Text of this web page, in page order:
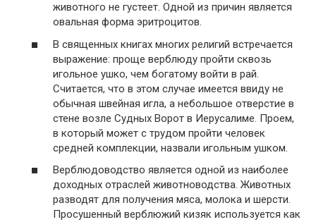
животного не густеет. Одной из причин является
овальная форма эритроцитов.
В священных книгах многих религий встречается
выражение: проще верблюду пройти сквозь
игольное ушко, чем богатому войти в рай.
Считается, что в этом случае имеется ввиду не
обычная швейная игла, а небольшое отверстие в
стене возле Судных Ворот в Иерусалиме. Проем,
в который может с трудом пройти человек
средней комплекции, назвали игольным ушком.
Верблюдоводство является одной из наиболее
доходных отраслей животноводства. Животных
разводят для получения мяса, молока и шерсти.
Просушенный верблюжий кизяк используется как